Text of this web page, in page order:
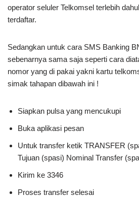
operator seluler Telkomsel terlebih
terdaftar.
Sedangkan untuk cara SMS Banking
sebenarnya sama saja seperti cara
nomor yang di pakai yakni kartu
simak tahapan dibawah ini !
Siapkan pulsa yang mencukupi
Buka aplikasi pesan
Untuk transfer ketik TRANSFER
Tujuan (spasi) Nominal Transfer
Kirim ke 3346
Proses transfer selesai